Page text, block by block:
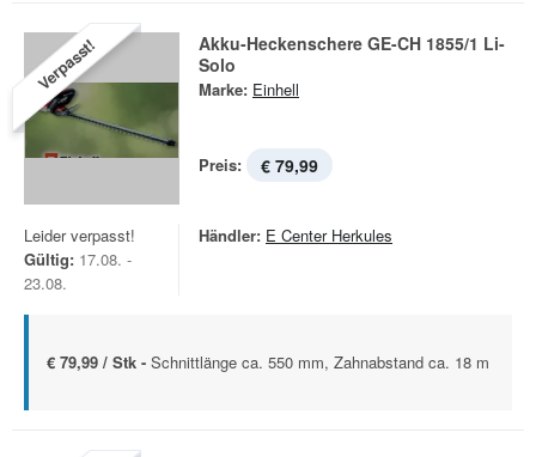
Verpasst!
Akku-Heckenschere GE-CH 1855/1 Li-
Solo
Marke: Einhell
Preis: € 79,99
Leider verpasst!
Gültig: 17.08. -
23.08.
Händler: E Center Herkules
€ 79,99 / Stk - Schnittlänge ca. 550 mm, Zahnabstand ca. 18 m